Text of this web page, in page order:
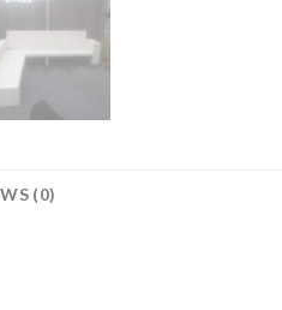
(0)